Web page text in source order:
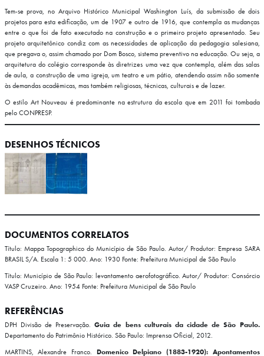
Tem-se prova, no Arquivo Histórico Municipal Washington Luís, da submissão de dois
projetos para esta edificação, um de 1907 e outro de 1916, que contempla as mudanças
entre o que foi de fato executado na construção e o primeiro projeto apresentado. Seu
projeto arquitetônico condiz com as necessidades de aplicação da pedagogia salesiana,
que pregava o, assim chamado por Dom Bosco, sistema preventivo na educação. Ou seja, a
arquitetura do colégio corresponde às diretrizes uma vez que contempla, além das salas
de aula, a construção de uma igreja, um teatro e um pátio, atendendo assim não somente
às demandas acadêmicas, mas também religiosas, técnicas, culturais e de lazer.
O estilo Art Nouveau é predominante na estrutura da escola que em 2011 foi tombada
pelo CONPRESP.
DESENHOS TÉCNICOS
DOCUMENTOS CORRELATOS
Título: Mappa Topographico do Município de São Paulo. Autor/ Produtor: Empresa SARA
BRASIL S/A. Escala 1: 5 000. Ano: 1930Fonte: Prefeitura Municipal de São Paulo
Título: Município de São Paulo: levantamento aerofotográfico. Autor/ Produtor: Consórcio
VASP Cruzeiro. Ano: 1954Fonte: Prefeitura Municipal de São Paulo
REFERÊNCIAS
DPH Divisão de Preservação.Guia de bens culturais da cidade de São Paulo.
Departamento do Patrimônio Histórico. São Paulo: Imprensa Oficial, 2012.
MARTINS, Alexandre Franco. Domenico Delpiano (1883-1920): Apontamentos